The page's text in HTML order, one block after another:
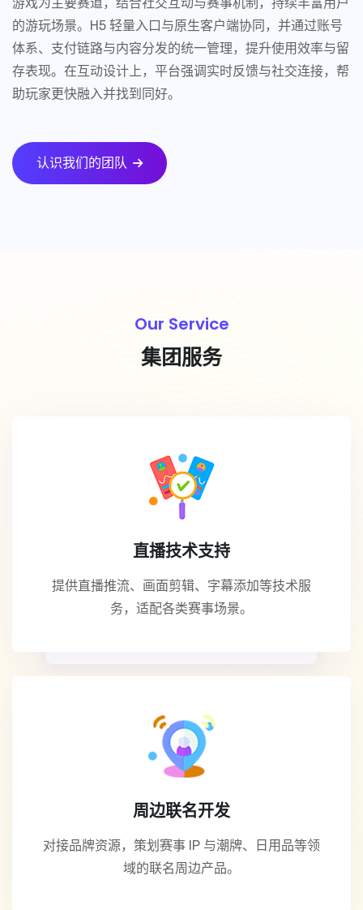
的游玩场景。H5 轻量入口与原生客户端协同，并通过账号
体系、支付链路与内容分发的统一管理，提升使用效率与留
存表现。在互动设计上，平台强调实时反馈与社交连接，帮
助玩家更快融入并找到同好。
认识我们的团队
Our Service
集团服务
直播技术支持
提供直播推流、画面剪辑、字幕添加等技术服
务，适配各类赛事场景。
周边联名开发
对接品牌资源，策划赛事 IP 与潮牌、日用品等领
域的联名周边产品。